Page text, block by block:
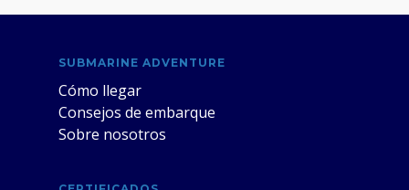
SUBMARINE ADVENTURE
Cómo llegar
Consejos de embarque
Sobre nosotros